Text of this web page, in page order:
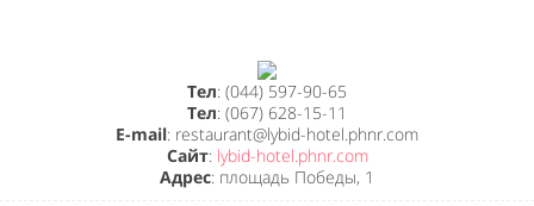
Тел: (044) 597-90-65
Тел: (067) 628-15-11
E-mail: restaurant@lybid-hotel.phnr.com
Сайт: lybid-hotel.phnr.com
Адрес: площадь Победы, 1